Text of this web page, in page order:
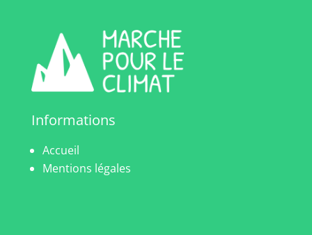
Informations
Accueil
Mentions légales